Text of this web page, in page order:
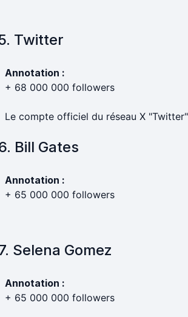
Twitter
Annotation :
+ 68 000 000 followers
Le compte officiel du réseau X "Twitter"
Bill Gates
Annotation :
+ 65 000 000 followers
Selena Gomez
Annotation :
+ 65 000 000 followers